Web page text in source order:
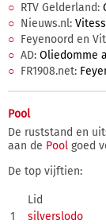
RTV Gelderland:
Nieuws.nl:
Feyenoord en
AD: Oliedomme
FR1908.net:
Pool
De ruststand en
aan de Pool goed
De top vijftien:
Lid
1
silverslodo